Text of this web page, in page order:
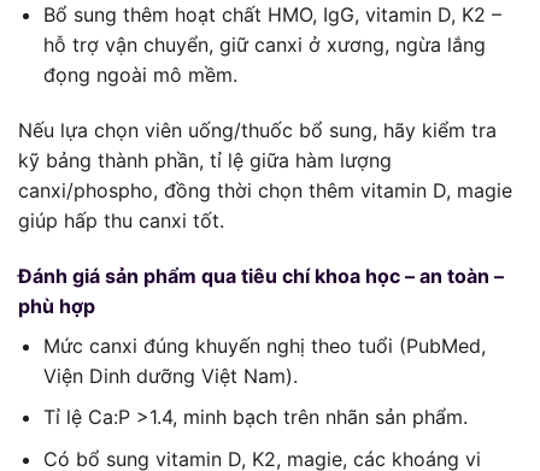
Bổ sung thêm hoạt chất HMO, IgG, vitamin D, K2 –
hỗ trợ vận chuyển, giữ canxi ở xương, ngừa lắng
đọng ngoài mô mềm.
Nếu lựa chọn viên uống/thuốc bổ sung, hãy kiểm tra
kỹ bảng thành phần, tỉ lệ giữa hàm lượng
canxi/phospho, đồng thời chọn thêm vitamin D, magie
giúp hấp thu canxi tốt.
Đánh giá sản phẩm qua tiêu chí khoa học – an toàn –
phù hợp
Mức canxi đúng khuyến nghị theo tuổi (PubMed,
Viện Dinh dưỡng Việt Nam).
Tỉ lệ Ca:P >1.4, minh bạch trên nhãn sản phẩm.
Có bổ sung vitamin D, K2, magie, các khoáng vi